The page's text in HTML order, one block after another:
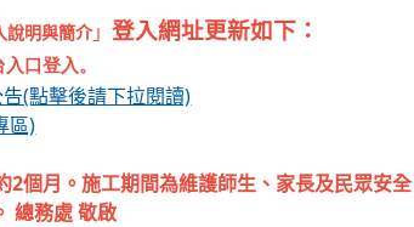
說明與簡介」登入網址更新如下：
口登入。
(點擊後請下拉閱讀)
區)
個月。施工期間為維護師生、家長及民眾安
總務處 敬啟